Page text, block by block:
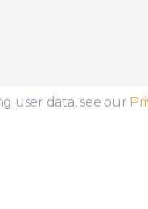
user data, see our